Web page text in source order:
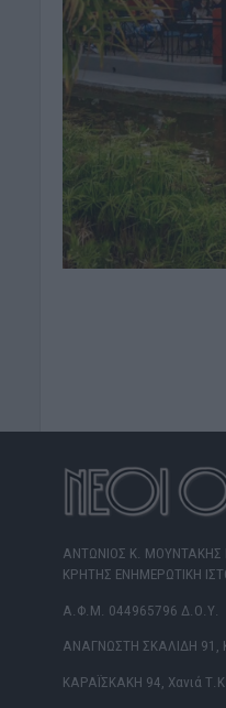
ΑΝΤΩΝΙΟΣ Κ. ΜΟΥΝΤΑΚΗΣ
ΚΡΗΤΗΣ ΕΝΗΜΕΡΩΤΙΚΗ
Α.Φ.Μ. 044965796 Δ.Ο.Υ.
ΑΝΑΓΝΩΣΤΗ ΣΚΑΛΙΔΗ 91,
ΚΑΡΑΪΣΚΑΚΗ 94, Χανιά